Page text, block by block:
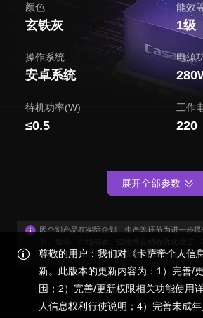
颜色
玄铁灰
能效
1级
操作系统
安卓系统
电源
待机功率(W)
≤0.5
工作
220
因个别产品在实际企划、生产等环节为进一步
体外观与功能以产品装箱说明书为准，感谢您
展开全部参数
尊敬的用户：我们对《卡萨帝个人信
新。此版本的更新内容为：1）完善/
围；2）完善/更新权限相关功能使用
人信息权利行使说明；4）完善未成年